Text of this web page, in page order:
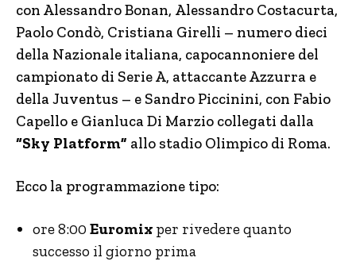
con Alessandro Bonan, Alessandro Costacurta,
Paolo Condò, Cristiana Girelli – numero dieci
della Nazionale italiana, capocannoniere del
campionato di Serie A, attaccante Azzurra e
della Juventus – e Sandro Piccinini, con Fabio
Capello e Gianluca Di Marzio collegati dalla
“Sky Platform” allo stadio Olimpico di Roma.
Ecco la programmazione tipo:
ore 8:00 Euromix per rivedere quanto
successo il giorno prima